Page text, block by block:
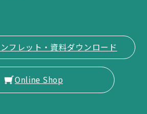
フレット・資料ダウンロード
Online Shop